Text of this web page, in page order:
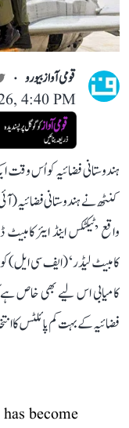
قومی آواز بیورو
4:40 PM
ہندوستانی فضائیہ کو اُس
کنٹھ نے ہندوستانی فضائیہ
واقع ’ٹیکٹکس اینڈ ایئر
کامبیٹ لیڈر‘ (ایف سی ایل)
فضائیہ کے بہت کم پائلٹس کا
become